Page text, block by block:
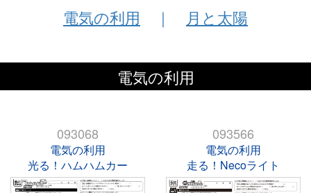
電気の利用 ｜ 月と太陽
電気の利用
093068
電気の利用
光る！ハムハムカー
093566
電気の利用
走る！Necoライト